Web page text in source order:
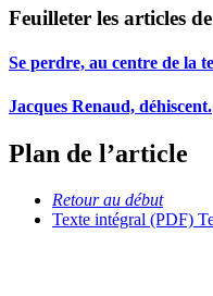
Feuilleter les articles
Se perdre, au centre de la
Jacques Renaud, déhiscent.
Plan de l’article
Retour au début
Texte intégral (PDF)